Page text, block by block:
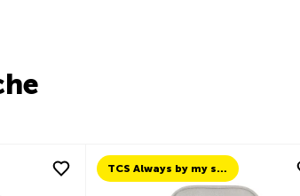
TCS Always by my side